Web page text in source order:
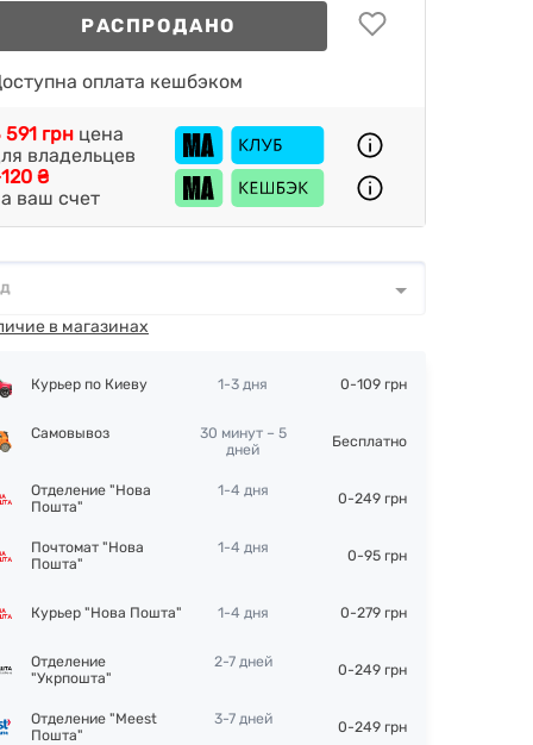
РАСПРОДАНО
оплата кешбэком
₴
ваш счет
591 грн цена
владельцев
*
в магазинах
Курьер по Киеву 1-3 дня 0-109 грн
Самовывоз
30 минут – 5
дней
Бесплатно
Отделение "Нова
Пошта"
1-4 дня 0-249 грн
Почтомат "Нова
Пошта"
1-4 дня 0-95 грн
Курьер "Нова Пошта" 1-4 дня 0-279 грн
Отделение
"Укрпошта"
2-7 дней 0-249 грн
Отделение "Meest
Пошта"
3-7 дней 0-249 грн